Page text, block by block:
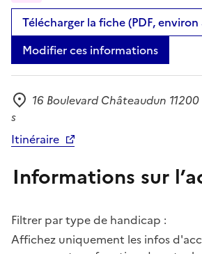
Télécharger la fiche (PDF,
Modifier ces informations
Adresse
16 Boulevard Châteaudun
s
Itinéraire
Informations sur
Filtrer par type de handicap :
Affichez uniquement les infos